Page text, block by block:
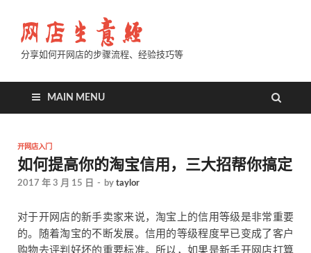
分享如何开网店的步骤流程、经验技巧等
MAIN MENU
开网店入门
如何提高你的淘宝信用，三大招帮你搞定
2017 年 3 月 15 日 - by taylor
对于开网店的新手卖家来说，淘宝上的信用等级是非常重要
的。随着淘宝的不断发展。信用的等级程度早已变成了客户
购物去评判好坏的重要标准。所以，如果是新手开网店打算